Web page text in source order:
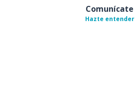
Comunícate
Hazte entender